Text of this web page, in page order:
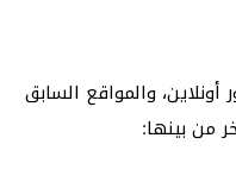
والمواقع السابق
من بينها: